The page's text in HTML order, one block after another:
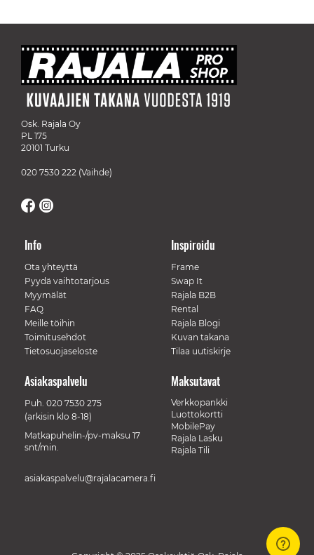
Osk. Rajala Oy
PL 175
20101 Turku
020 7530 222 (Vaihde)
Info
Ota yhteyttä
Pyydä vaihtotarjous
Myymälät
FAQ
Meille töihin
Toimitusehdot
Tietosuojaseloste
Inspiroidu
Frame
Swap It
Rajala B2B
Rental
Rajala Blogi
Kuvan takana
Tilaa uutiskirje
Maksutavat
Verkkopankki
Luottokortti
MobilePay
Rajala Lasku
Rajala Tili
Asiakaspalvelu
Puh. 020 7530 275
(arkisin klo 8-18)
Matkapuhelin-/pv-maksu 17
snt/min.
asiakaspalvelu@rajalacamera.fi